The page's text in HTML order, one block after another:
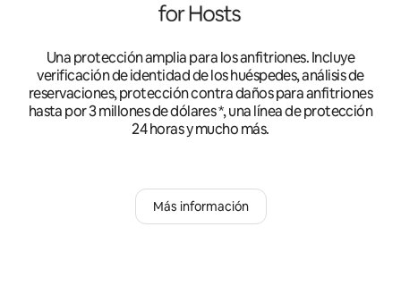
Una protección amplia para los anfitriones. Incluye
verificación de identidad de los huéspedes, análisis de
reservaciones, protección contra daños para anfitriones
hasta por 3 millones de dólares *, una línea de protección
24 horas y mucho más.
Más información